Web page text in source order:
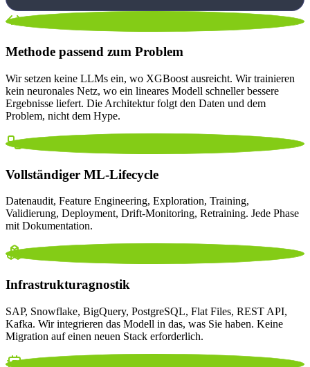
Methode passend zum Problem
Wir setzen keine LLMs ein, wo XGBoost ausreicht. Wir trainieren
kein neuronales Netz, wo ein lineares Modell schneller bessere
Ergebnisse liefert. Die Architektur folgt den Daten und dem
Problem, nicht dem Hype.
Vollständiger ML-Lifecycle
Datenaudit, Feature Engineering, Exploration, Training,
Validierung, Deployment, Drift-Monitoring, Retraining. Jede Phase
mit Dokumentation.
Infrastrukturagnostik
SAP, Snowflake, BigQuery, PostgreSQL, Flat Files, REST API,
Kafka. Wir integrieren das Modell in das, was Sie haben. Keine
Migration auf einen neuen Stack erforderlich.